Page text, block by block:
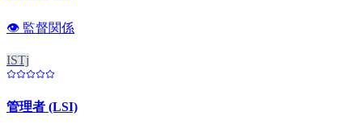
👁️ 監督関係
ISTj
管理者 (LSI)